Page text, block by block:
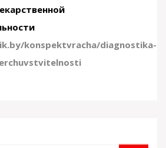
konspektvracha/diagnostika-